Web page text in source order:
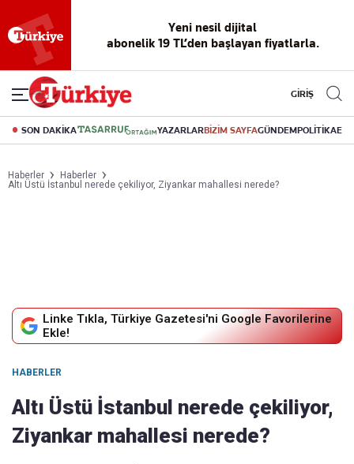
okuma
deneyimi
dijital arşiv
Akıllı haber
asistanı
Eski gazeteleri
indirme
canlı soru
cevap
GİRİŞ
SON DAKİKA YAZARLARBİZİM SAYFAGÜNDEMPOLİTİKA
Haberler
Haberler
Altı Üstü İstanbul nerede çekiliyor, Ziyankar mahallesi nerede?
Linke Tıkla, Türkiye Gazetesi'ni Google Favorilerine
Ekle!
HABERLER
Altı Üstü İstanbul nerede çekiliyor,
Ziyankar mahallesi nerede?